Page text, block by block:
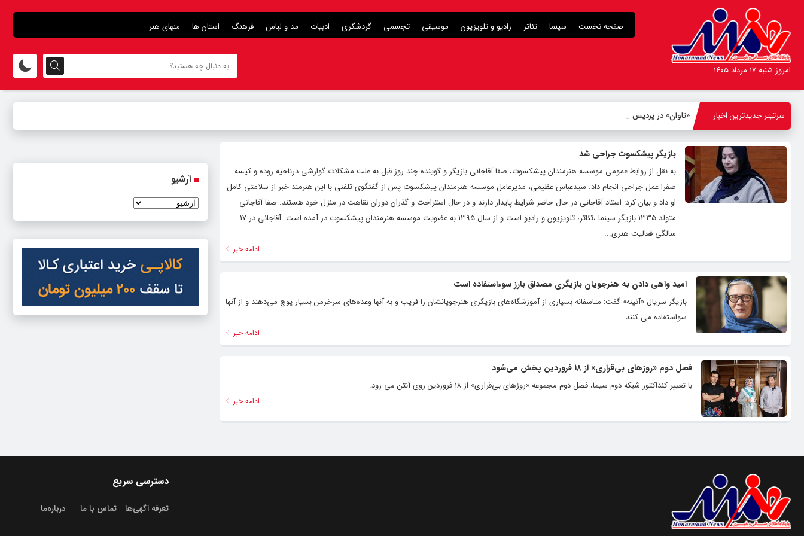
صفحه نخست سینما تئاتر رادیو و تلویزیون موسیقی تجسمی گردشگری ادبیات مد و لباس فرهنگ استان ها منهای هنر
امروز شنبه ۱۷ مرداد ۱۴۰۵
سرتیتر جدیدترین اخبار «تاوان» در پردیس شهرزا
بازیگر پیشکسوت جراحی شد
به نقل از روابط عمومی موسسه هنرمندان پیشکسوت، صفا آقاجانی بازیگر و گوینده چند روز قبل به علت مشکلات گوارشی درناحیه روده و کیسه
صفرا عمل جراحی انجام داد. سیدعباس عظیمی، مدیرعامل موسسه هنرمندان پیشکسوت پس از گفتگوی تلفنی با این هنرمند خبر از سلامتی کامل
او داد و بیان کرد: استاد آقاجانی در حال حاضر شرایط پایدار دارند و در حال استراحت و گذران دوران نقاهت در منزل خود هستند. صفا آقاجانی
متولد ۱۳۳۵ بازیگر سینما ،تئاتر، تلویزیون و رادیو است و از سال ۱۳۹۵ به عضویت موسسه هنرمندان پیشکسوت در آمده است. آقاجانی در ۱۷
سالگی فعالیت هنری...
ادامه خبر
امید واهی دادن به هنرجویان بازیگری مصداق بارز سوء‌استفاده است
بازیگر سریال «آئینه» گفت: متاسفانه بسیاری از آموزشگاه‌های بازیگری هنرجویانشان را فریب و به آنها وعده‌های سرخرمن بسیار پوچ می‌دهند و از آنها
سواستفاده می کنند.
ادامه خبر
فصل دوم «روزهای بی‌قراری» از ۱۸ فروردین پخش می‌شود
با تغییر کنداکتور شبکه دوم سیما، فصل دوم مجموعه «روزهای بی‌قراری» از ۱۸ فروردین روی آنتن می رود.
ادامه خبر
آرشیو
دسترسی سریع
تعرفه آگهی‌ها تماس با ما درباره‌‌ما